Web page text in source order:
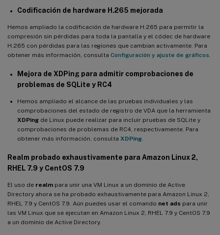
Codificación de hardware H.265 mejorada
Hemos ampliado la codificación de hardware H.265 para permitir la
compresión sin pérdidas para toda la pantalla y el códec de hardware
H.265 con pérdidas para las regiones que cambian activamente. Para
obtener más información, consulta Configuración y ajuste de gráficos
Mejora de XDPing para admitir comprobaciones de
problemas de SQLite y RC4
Hemos ampliado el alcance de las pruebas individuales y las
comprobaciones del estado de registro de VDA que la herramienta
XDPing de Linux puede realizar para incluir pruebas de SQLite y
comprobaciones de problemas de RC4, respectivamente. Para
obtener más información, consulta XDPing
Realm probado exhaustivamente para Amazon Linux 2,
RHEL 7.9 y CentOS 7.9
El uso de realm para unir una VM Linux a un dominio de Active
Directory ahora se ha probado exhaustivamente para Amazon Linux 2,
RHEL 7.9 y CentOS 7.9. Aún puedes usar el comando net ads para unir
las VM Linux que se ejecutan en Amazon Linux 2, RHEL 7.9 y CentOS 7.9
a un dominio de Active Directory.
Compatibilidad con el escritorio MATE
Compatibilidad con PBIS para RHEL 8, CentOS 8 y SUSE 12.5
Novedades de la versión 2103
Compatibilidad con SSSD para unir máquinas SUSE a dominios
de Windows
Una sola imagen de VDA de Linux para casos de uso unidos y no
Mejora de la transferencia de archivos
sesión en Citrix Studio
Nuevas métricas para las máquinas virtuales Linux y las
sesiones Linux están disponibles en Citrix Director